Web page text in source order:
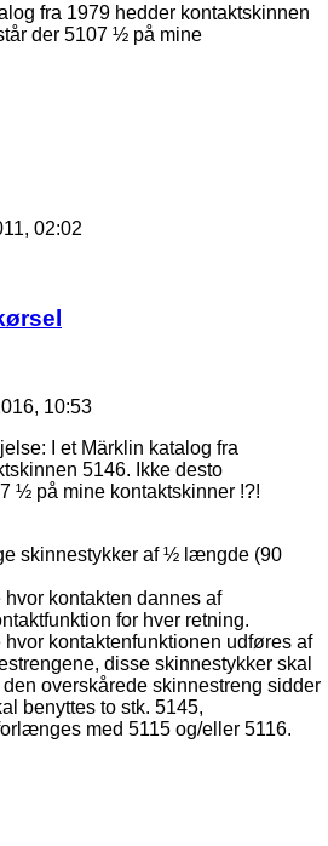
fra 1979 hedder kontaktskinnen
der 5107 ½ på mine
02:02
10:53
I et Märklin katalog fra
5146. Ikke desto
½ på mine kontaktskinner !?!
skinnestykker af ½ længde (90
kontakten dannes af
for hver retning.
kontaktenfunktionen udføres af
disse skinnestykker skal
overskårede skinnestreng sidder
benyttes to stk. 5145,
med 5115 og/eller 5116.